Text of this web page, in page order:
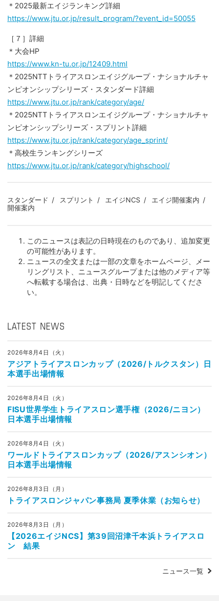
＊2025最新エイジランキング詳細
https://www.jtu.or.jp/result_program/?event_id=50055
［７］詳細
＊大会HP
https://www.kn-tu.or.jp/12409.html
＊2025NTTトライアスロンエイジグループ・ナショナルチャ
ンピオンシップシリーズ・スタンダード詳細
https://www.jtu.or.jp/rank/category/age/
＊2025NTTトライアスロンエイジグループ・ナショナルチャ
ンピオンシップシリーズ・スプリント詳細
https://www.jtu.or.jp/rank/category/age_sprint/
＊高校生ランキングシリーズ
https://www.jtu.or.jp/rank/category/highschool/
スタンダード スプリント エイジNCS
エイジ開催案内
開催案内
このニュースは表記の日時現在のものであり、追加変更
の可能性があります。
ニュースの全文または一部の文章をホームページ、メー
リングリスト、ニュースグループまたは他のメディア等
へ転載する場合は、出典・日時などを明記してくださ
い。
LATEST NEWS
2026年8月4日（火）
アジアトライアスロンカップ（2026/トルクスタン）日
本選手出場情報
2026年8月4日（火）
FISU世界学生トライアスロン選手権（2026/ニヨン）
日本選手出場情報
2026年8月4日（火）
ワールドトライアスロンカップ（2026/アスンシオン）
日本選手出場情報
2026年8月3日（月）
トライアスロンジャパン事務局 夏季休業（お知らせ）
2026年8月3日（月）
【2026エイジNCS】第39回沼津千本浜トライアスロ
ン 結果
ニュース一覧